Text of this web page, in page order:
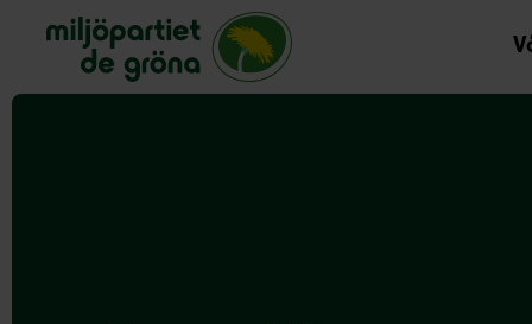
Miljöpartiet de gröna, startsida